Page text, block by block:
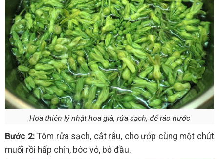
Hoa thiên lý nhặt hoa già, rửa sạch, để ráo nước
Bước 2: Tôm rửa sạch, cắt râu, cho ướp cùng một chút
muối rồi hấp chín, bóc vỏ, bỏ đầu.